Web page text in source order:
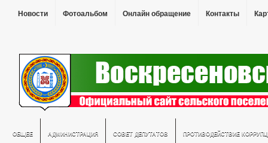
Новости Фотоальбом Онлайн обращение Контакты
ОБЩЕЕ АДМИНИСТРАЦИЯ СОВЕТ ДЕПУТАТОВ ПРОТИВОДЕЙСТВИЕ